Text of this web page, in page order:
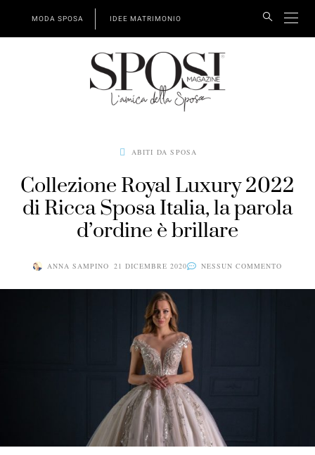
MODA SPOSA IDEE MATRIMONIO
ABITI DA SPOSA
Collezione Royal Luxury 2022
di Ricca Sposa Italia, la parola
d’ordine è brillare
ANNA SAMPINO 21 DICEMBRE 2020 NESSUN COMMENTO